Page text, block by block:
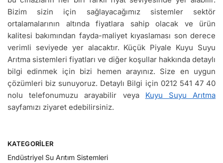
Bizim sizin için sağlayacağımız sistemler sektör
ortalamalarının altında fiyatlara sahip olacak ve ürün
kalitesi bakımından fayda-maliyet kıyaslaması son derece
verimli seviyede yer alacaktır. Küçük Piyale Kuyu Suyu
Arıtma sistemleri fiyatları ve diğer koşullar hakkında detaylı
bilgi edinmek için bizi hemen arayınız. Size en uygun
çözümleri biz sunuyoruz. Detaylı Bilgi için 0212 541 47 40
nolu telefonumuzu arayabilir veya Kuyu Suyu Arıtma
sayfamızı ziyaret edebilirsiniz.
KATEGORILER
Endüstriyel Su Arıtım Sistemleri